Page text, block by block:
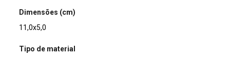
Dimensões (cm)
11,0x5,0
Tipo de material